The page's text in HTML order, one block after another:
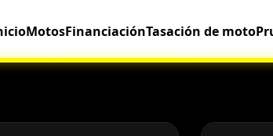
MotosFinanciaciónTasación de moto